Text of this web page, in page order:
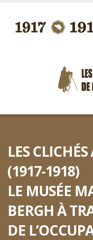
LES
(1917-1918)
LE MUSÉE
BERGH À
DE